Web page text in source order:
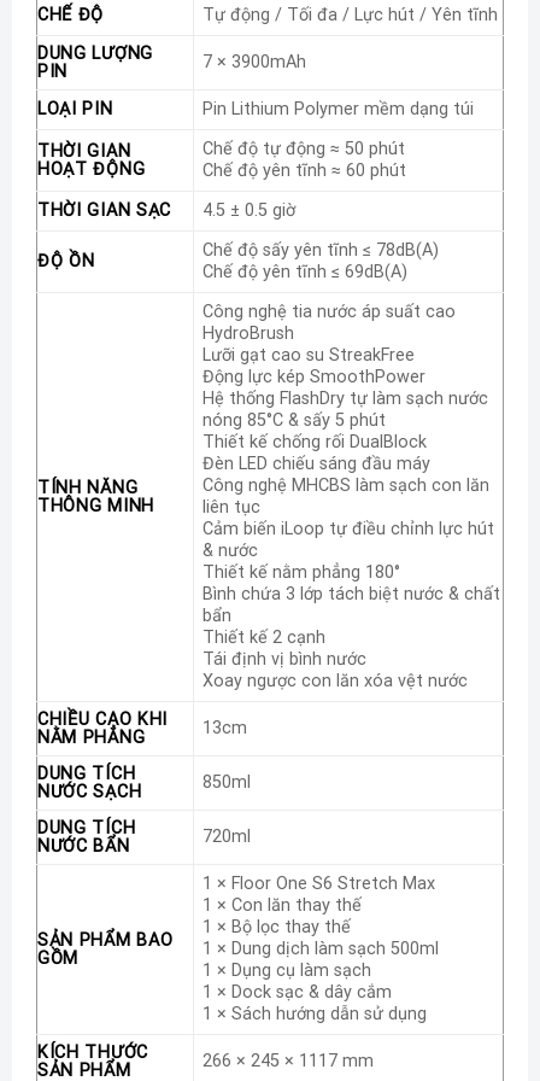
phẳng tự thích ứng, chế độ sấy yên tĩnh cùng thanh khử
mùi giúp thiết bị luôn sạch sẽ và khô thoáng. Tineco –
Tự hào là thương hiệu máy hút bụi lau nhà khô ướt số 1
thế giới trong 4 năm liên tiếp (Nguồn: Euromonitor
International – Theo doanh thu bán lẻ toàn cầu của
dòng máy hút bụi lau nhà khô ướt gia dụng năm 2022,
2023, 2024 và 2025), cam kết mang lại trải nghiệm làm
sạch vượt trội và đáng tin cậy.
Máy hút bụi lau sàn khô ướt Tineco Floor One
S6 Stretch Max sở hữu lực hút 22.000Pa
Không đơn thuần là một chiếc máy hút bụi, Tineco
Floor One S6 Stretch Max còn là trợ thủ đắc lực, khi
tích hợp hoàn hảo hai chức năng hút bụi và lau nhà
trong cùng một thiết bị. Với lực hút mạnh mẽ lên đến
22.000Pa, máy dễ dàng xử lý mọi loại chất bẩn trên
sàn, từ chất lỏng, chất rắn, cho đến tóc và lông thú
cưng. Sự kết hợp ưu việt này giúp đơn giản hóa đáng kể
quy trình dọn dẹp hàng ngày, tiết kiệm tối đa thời gian
và công sức, mang lại không gian sạch sẽ một cách
nhanh chóng và hiệu quả.
Thiết kế máy hút bụi Tineco Floor One S6 Stretch Max
chống tóc rối tiên tiến
S6 Stretch Max được trang bị thiết kế chống tóc rối
tiên tiến loại bỏ hoàn toàn tình trạng tóc hay lông thú
cưng bị mắc kẹt, làm sạch tối ưu. Công nghệ này hoạt
động dựa trên thiết kế thanh cạo hai lớp đồng bộ với
chổi lăn. Lưỡi cạo phía trước chủ động ngăn chặn tình
trạng rối ngay từ khi tóc được hút vào. Lưỡi cạo phẳng
phía sau đảm nhận vai trò cạo sạch triệt để nước bẩn
và các sợi tóc. Sự căn chỉnh chính xác giữa hai thanh
cạo này với chổi lăn giúp máy chống rối hiệu quả, đảm
bảo quy trình làm sạch không bị gián đoạn và duy trì độ
CHẾ ĐỘ
Tự động / Tối đa / Lực hút / Yên tĩnh
DUNG LƯỢNG
PIN
7 × 3900mAh
LOẠI PIN Pin Lithium Polymer mềm dạng túi
THỜI GIAN
HOẠT ĐỘNG
Chế độ tự động ≈ 50 phút
Chế độ yên tĩnh ≈ 60 phút
THỜI GIAN SẠC
4.5 ± 0.5 giờ
ĐỘ ỒN
Chế độ sấy yên tĩnh ≤ 78dB(A)
Chế độ yên tĩnh ≤ 69dB(A)
TÍNH NĂNG
THÔNG MINH
Công nghệ tia nước áp suất cao
HydroBrush
Lưỡi gạt cao su StreakFree
Động lực kép SmoothPower
Hệ thống FlashDry tự làm sạch nước
nóng 85°C & sấy 5 phút
Thiết kế chống rối DualBlock
Đèn LED chiếu sáng đầu máy
Công nghệ MHCBS làm sạch con lăn
liên tục
Cảm biến iLoop tự điều chỉnh lực hút
& nước
Thiết kế nằm phẳng 180°
Bình chứa 3 lớp tách biệt nước & chất
bẩn
Thiết kế 2 cạnh
Tái định vị bình nước
Xoay ngược con lăn xóa vệt nước
CHIỀU CAO KHI
NẰM PHẲNG
13cm
DUNG TÍCH
NƯỚC SẠCH
850ml
DUNG TÍCH
NƯỚC BẨN
720ml
SẢN PHẨM BAO
GỒM
1 × Floor One S6 Stretch Max
1 × Con lăn thay thế
1 × Bộ lọc thay thế
1 × Dung dịch làm sạch 500ml
1 × Dụng cụ làm sạch
1 × Dock sạc & dây cắm
1 × Sách hướng dẫn sử dụng
KÍCH THƯỚC
SẢN PHẨM
266 × 245 × 1117 mm